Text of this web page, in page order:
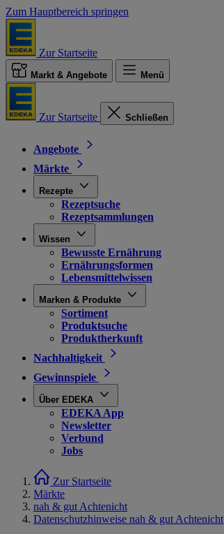
Zum Hauptbereich springen
Zur Startseite
Markt & Angebote Menü
Zur Startseite Schließen
Angebote
Märkte
Rezepte
Rezeptsuche
Rezeptsammlungen
Wissen
Bewusste Ernährung
Ernährungsformen
Lebensmittelwissen
Marken & Produkte
Sortiment
Produktsuche
Produktherkunft
Nachhaltigkeit
Gewinnspiele
Über EDEKA
EDEKA App
Newsletter
Verbund
Jobs
Zur Startseite
Märkte
nah & gut Achtenicht
Datenschutzhinweise nah & gut Achtenicht